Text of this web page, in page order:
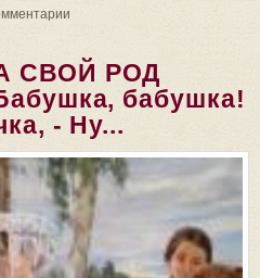
благодарю свой Род и родителей за
СВОЙ РОД
бабушка!
- Ну...